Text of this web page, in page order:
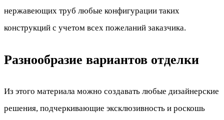
нержавеющих труб любые конфигурации таких
конструкций с учетом всех пожеланий заказчика.
Разнообразие вариантов отделки
Из этого материала можно создавать любые дизайнерские
решения, подчеркивающие эксклюзивность и роскошь